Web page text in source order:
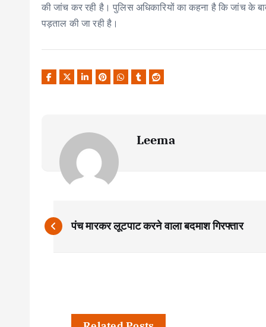
की जांच कर रही है। पुलिस अधिकारियों का कहना है कि जांच के
पड़ताल की जा रही है।
Leema
P
पंच मारकर लूटपाट करने वाला बदमाश गिरफ्तार